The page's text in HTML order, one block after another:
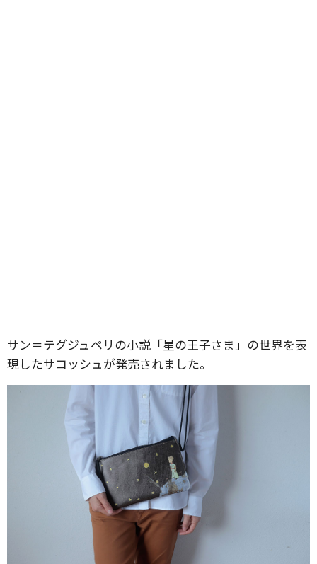
サン＝テグジュペリの小説「星の王子さま」の世界を表
現したサコッシュが発売されました。